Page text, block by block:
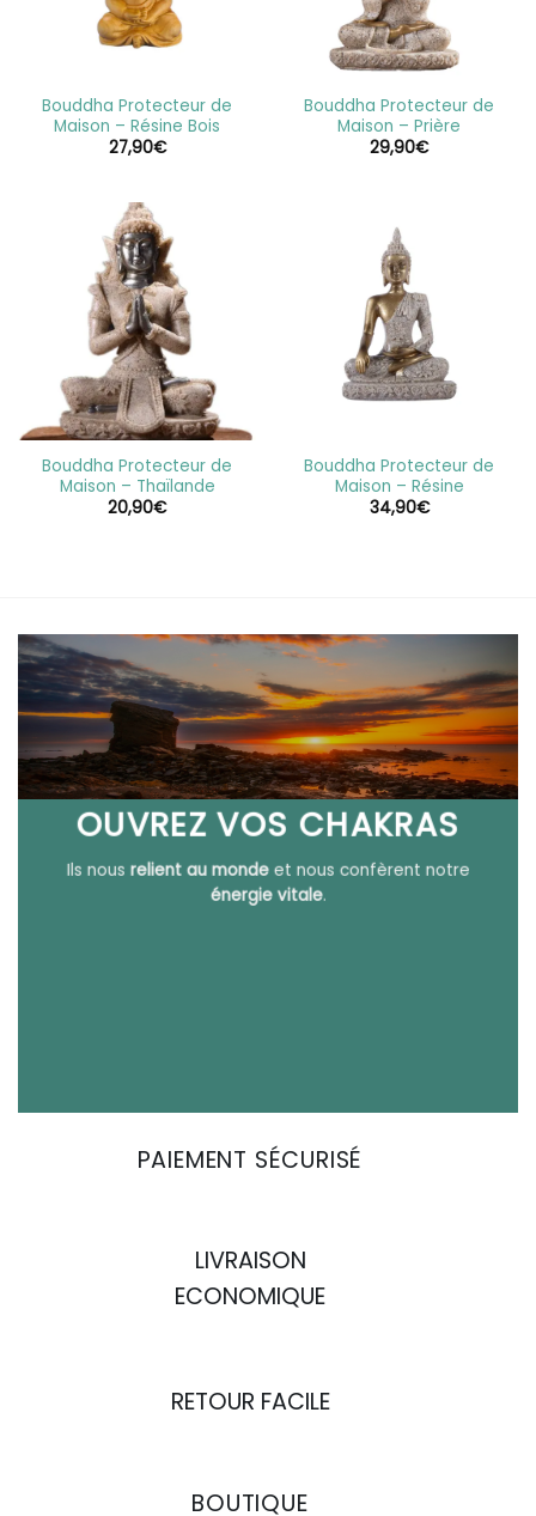
Bouddha Protecteur de
Maison – Résine Bois
27,90€
Bouddha Protecteur de
Maison – Prière
29,90€
Bouddha Protecteur de
Maison – Thaïlande
20,90€
Bouddha Protecteur de
Maison – Résine
34,90€
OUVREZ VOS CHAKRAS
Ils nous relient au mondeet nous confèrent notre
énergie vitale.
PAIEMENT SÉCURISÉ
LIVRAISON
ECONOMIQUE
RETOUR FACILE
BOUTIQUE